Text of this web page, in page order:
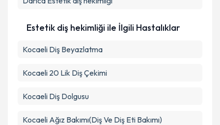
Estetik diş hekimliği ile İlgili Hastalıklar
Kocaeli Diş Beyazlatma
Kocaeli 20 Lik Diş Çekimi
Kocaeli Diş Dolgusu
Kocaeli Ağız Bakımı(Diş Ve Diş Eti Bakımı)